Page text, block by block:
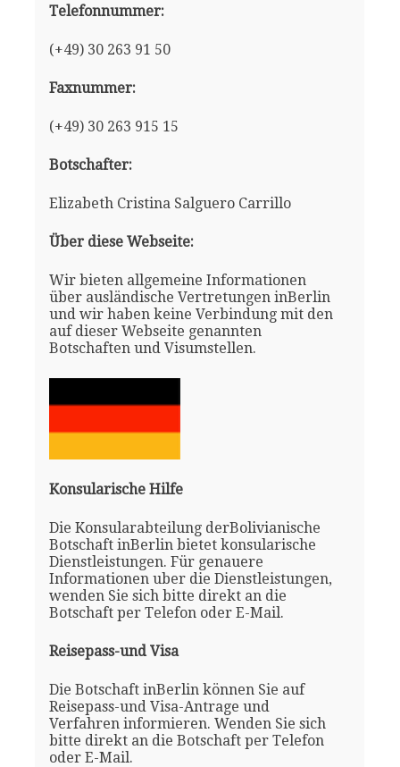
Telefonnummer:
(+49) 30 263 91 50
Faxnummer:
(+49) 30 263 915 15
Botschafter:
Elizabeth Cristina Salguero Carrillo
Über diese Webseite:
Wir bieten allgemeine Informationen
über ausländische Vertretungen inBerlin
und wir haben keine Verbindung mit den
auf dieser Webseite genannten
Botschaften und Visumstellen.
Konsularische Hilfe
Die Konsularabteilung derBolivianische
Botschaft inBerlin bietet konsularische
Dienstleistungen. Für genauere
Informationen uber die Dienstleistungen,
wenden Sie sich bitte direkt an die
Botschaft per Telefon oder E-Mail.
Reisepass-und Visa
Die Botschaft inBerlin können Sie auf
Reisepass-und Visa-Antrage und
Verfahren informieren. Wenden Sie sich
bitte direkt an die Botschaft per Telefon
oder E-Mail.